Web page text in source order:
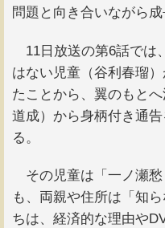
問題と向き合いながら
11日放送の第6話では
はない児童（谷利春瑠
たことから、翼のもと
道成）から身柄付き通
る。
その児童は「一ノ瀬
も、両親や住所は「知
ちは、経済的な理由や